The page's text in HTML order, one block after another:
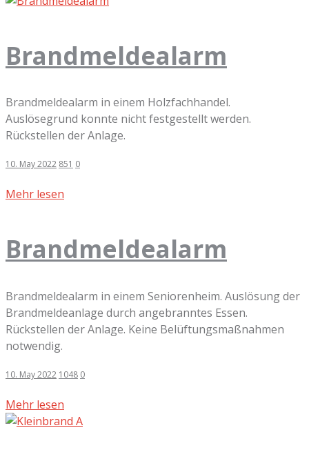
Brandmeldealarm
Brandmeldealarm in einem Holzfachhandel.
Auslösegrund konnte nicht festgestellt werden.
Rückstellen der Anlage.
10. May 2022 851 0
Mehr lesen
Brandmeldealarm
Brandmeldealarm in einem Seniorenheim. Auslösung der
Brandmeldeanlage durch angebranntes Essen.
Rückstellen der Anlage. Keine Belüftungsmaßnahmen
notwendig.
10. May 2022 1048 0
Mehr lesen